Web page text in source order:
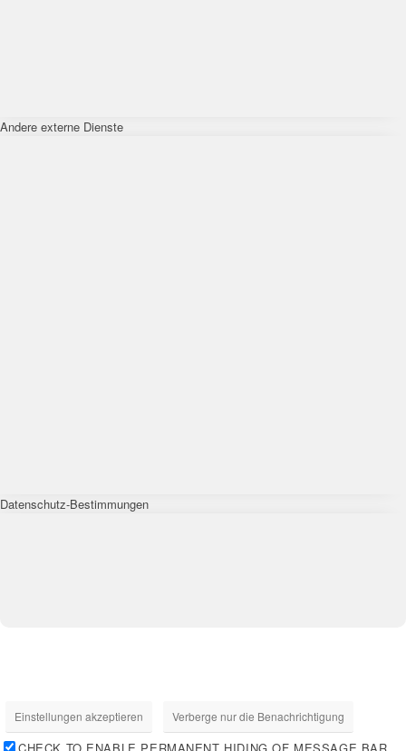
Andere externe Dienste
Datenschutz-Bestimmungen
Einstellungen akzeptieren Verberge nur die Benachrichtigung
CHECK TO ENABLE PERMANENT HIDING OF MESSAGE BAR